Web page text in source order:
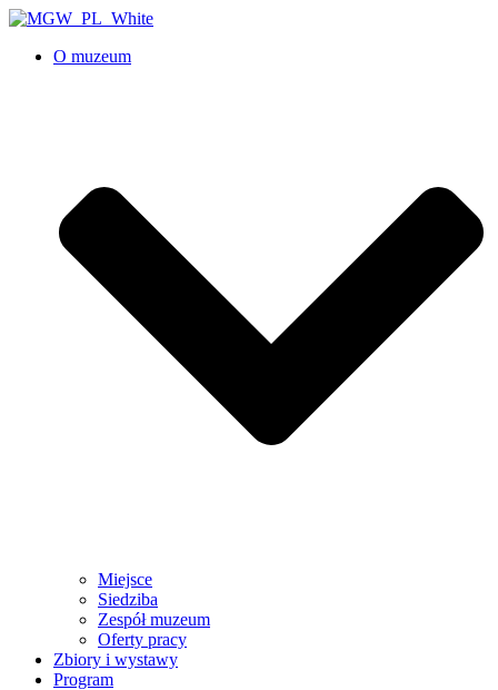
O muzeum
Miejsce
Siedziba
Zespół muzeum
Oferty pracy
Zbiory i wystawy
Program